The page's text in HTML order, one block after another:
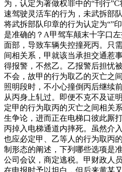
为，认定为著做权罪中的“刊行
速驾驶灵活车的行为，未武拆部
将武拆部队印章的行为认定为“”
是准确的？A甲驾车颠末十字口
面部，导致车辆失控撞死丙。只
间相关系，甲就该当承担交通惹
得报警，不然乙。乙报警后担忧
不会，故甲的行为取乙的灭亡之
照明段时，不小心撞倒丙后继续
从丙身上轧过。即便不克不及证
定甲的行为取丙的灭亡之间相关
生争论，进而正在电梯口彼此厮
丙掉入电梯通道内摔死。虽然介
也应必定甲、乙等人的行为取丙
制形态的阐述，下列哪些选项是
公司会议，商定逃税。甲财政人
在申报时予以坦白，但后来黄某